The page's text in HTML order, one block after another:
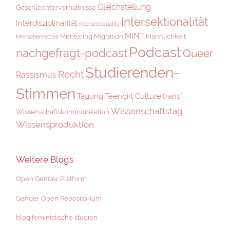
Geschlechterverhältnisse Gleichstellung
Interdisziplinarität intersectionality Intersektionalität
Menschenrechte Mentoring Migration MINT Männlichkeit
nachgefragt-podcastPodcastQueer
Rassismus RechtStudierenden-
Stimmen Tagung Teengirl Culturetrans*
Wissenschaftskommunikation Wissenschaftstag
Wissensproduktion
Weitere Blogs
Open Gender Platform
Gender Open Repositorium
blog feministische studien